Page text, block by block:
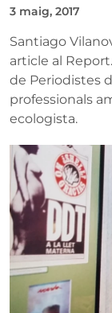
3 maig, 2017
Santiago
article al
de Periodistes
professionals
ecologista.